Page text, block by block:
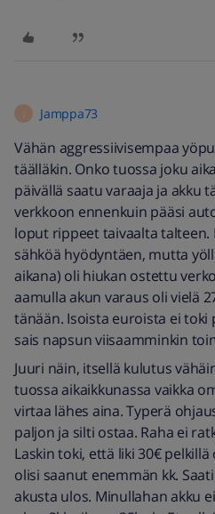
Jamppa73
Vähän aggressiivisempaa
täälläkin. Onko tuossa joku
päivällä saatu varaaja ja akku
verkkoon ennenkuin pääsi
loput rippeet taivaalta talteen.
sähköä hyödyntäen, mutta
aikana) oli hiukan ostettu
aamulla akun varaus oli vielä
tänään. Isoista euroista ei
sais napsun viisaamminkin
Juuri näin, itsellä kulutus
tuossa aikaikkunassa vaikka
virtaa lähes aina. Typerä
paljon ja silti ostaa. Raha ei
Laskin toki, että liki 30€
olisi saanut enemmän kk.
akusta ulos. Minullahan akku